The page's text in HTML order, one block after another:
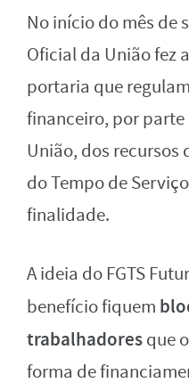
No início do mês de
Oficial da União fez
portaria que
financeiro, por parte
União, dos recursos
do Tempo de
finalidade.
A ideia do FGTS
benefício fiquem
trabalhadoresque
forma de